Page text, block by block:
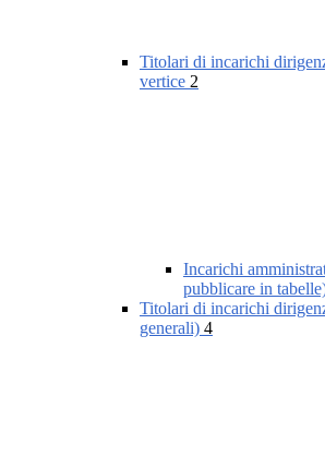
Titolari di incarichi
vertice 2
Incarichi
pubblicare in
Titolari di incarichi
generali) 4